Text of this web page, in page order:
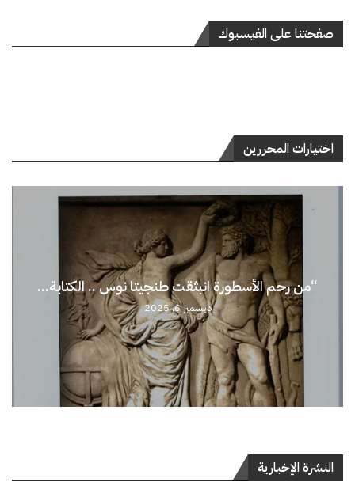
صفحتنا على الفيسبوك
اختيارات المحررين
“من رحم الأسطورة انبثقت طنجيتا نوس .. الكتابة...
ديسمبر 6, 2025
النشرة الإخبارية